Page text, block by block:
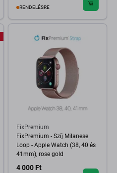
RENDELÉSRE
FixPremium
FixPremium - Szíj Milanese
Loop - Apple Watch (38, 40 és
41mm), rose gold
4 000 Ft